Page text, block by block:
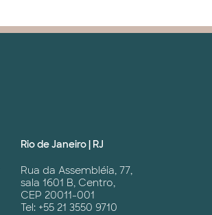
Rio de Janeiro | RJ
Rua da Assembléia, 77,
sala 1601 B, Centro,
CEP 20011-001
Tel: +55 21 3550 9710